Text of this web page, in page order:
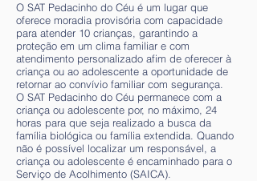
O SAT Pedacinho do Céu é um lugar que
oferece moradia provisória com capacidade
para atender 10 crianças, garantindo a
proteção em um clima familiar e com
atendimento personalizado afim de oferecer à
criança ou ao adolescente a oportunidade de
retornar ao convívio familiar com segurança.
O SAT Pedacinho do Céu permanece com a
criança ou adolescente por, no máximo, 24
horas para que seja realizado a busca da
família biológica ou família extendida. Quando
não é possível localizar um responsável, a
criança ou adolescente é encaminhado para o
Serviço de Acolhimento (SAICA).